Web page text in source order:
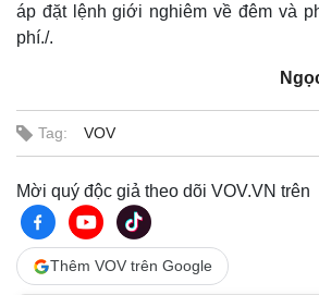
áp đặt lệnh giới nghiêm về đêm và
phí./.
Tag: VOV
Mời quý độc giả theo dõi VOV.VN trên
Thêm VOV trên Google